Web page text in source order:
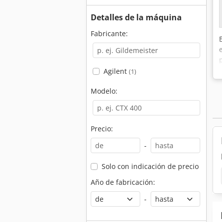
Detalles de la máquina
Fabricante:
Agilent (1)
Modelo:
Precio:
-
Solo con indicación de precio
Año de fabricación:
-